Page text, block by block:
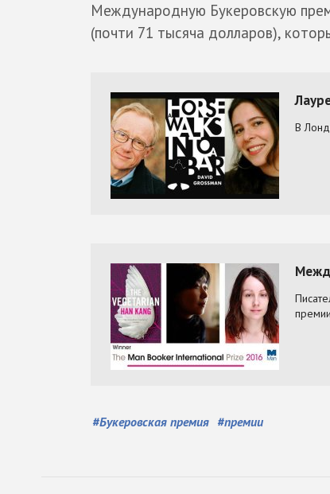
Международную Букеровскую
(почти 71 тысяча долларов),
#Букеровская премия #премии